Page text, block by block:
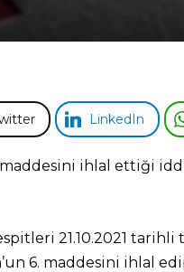
LinkedIn
maddesini ihlal
21.10.2021
6. maddesini ihlal